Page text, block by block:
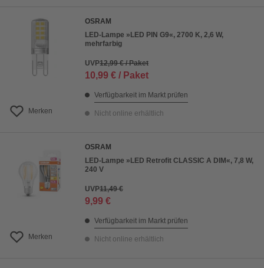
Merken
OSRAM
LED-Lampe »LED PIN G9«, 2700 K, 2,6 W,
mehrfarbig
UVP12,99 € / Paket
10,99 € / Paket
Verfügbarkeit im Markt prüfen
Nicht online erhältlich
Merken
OSRAM
LED-Lampe »LED Retrofit CLASSIC A DIM«, 7,8 W,
240 V
UVP11,49 €
9,99 €
Verfügbarkeit im Markt prüfen
Nicht online erhältlich